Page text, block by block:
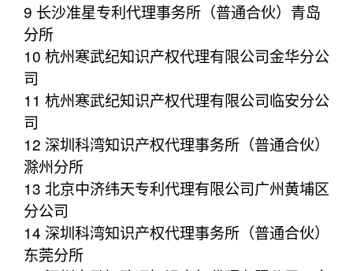
9 长沙准星专利代理事务所（普通合伙）青岛
分所
10 杭州寒武纪知识产权代理有限公司金华分公
司
11 杭州寒武纪知识产权代理有限公司临安分公
司
12 深圳科湾知识产权代理事务所（普通合伙）
滁州分所
13 北京中济纬天专利代理有限公司广州黄埔区
分公司
14 深圳科湾知识产权代理事务所（普通合伙）
东莞分所